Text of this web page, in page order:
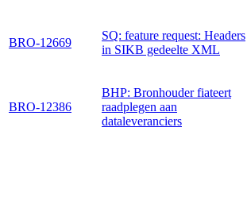
BRO-12669
SQ: feature request: Headers
in SIKB gedeelte XML
BRO-12386
BHP: Bronhouder fiateert
raadplegen aan
dataleveranciers